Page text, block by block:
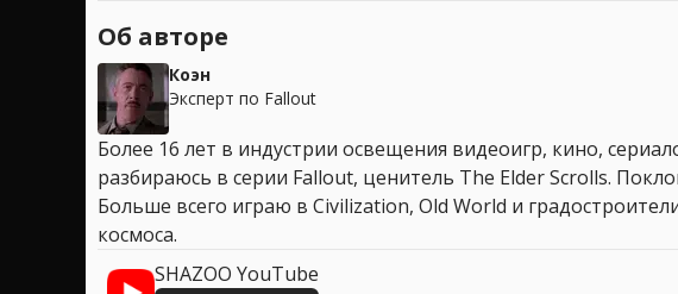
Об авторе
Коэн
Эксперт по Fallout
Более 16 лет в индустрии освещения видеоигр, кино,
разбираюсь в серии Fallout, ценитель The Elder Scrolls.
Больше всего играю в Civilization, Old World и
космоса.
SHAZOO YouTube